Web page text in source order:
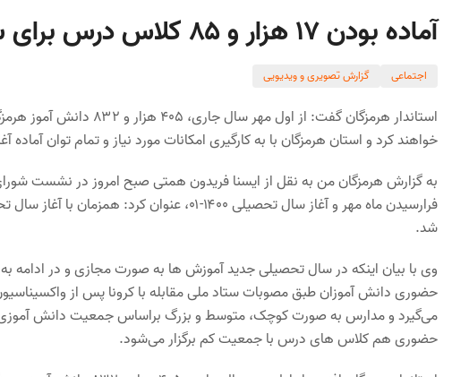
آماده بودن ۱۷ هزار و ۸۵ کلاس درس برای سال تحصیلی جدید در هرمزگان
اجتماعی گزارش تصویری و ویدیویی
خواهند کرد و استان هرمزگان با به کارگیری امکانات مورد نیاز و تمام توان
به گزارش هرمزگان من به نقل از ایسنا فریدون همتی صبح امروز در نشست
فرارسیدن ماه مهر و آغاز سال تحصیلی ۱۴۰۰-۰۱،
شد.
وی با بیان اینکه در سال تحصیلی جدید آموزش ها به صورت مجازی و در
حضوری دانش آموزان طبق مصوبات ستاد ملی مقابله با کرونا پس از
می‌گیرد و مدارس به صورت کوچک، متوسط و بزرگ براساس جمعیت دانش آموزی
حضوری هم کلاس های درس با جمعیت کم برگزار می‌شود.